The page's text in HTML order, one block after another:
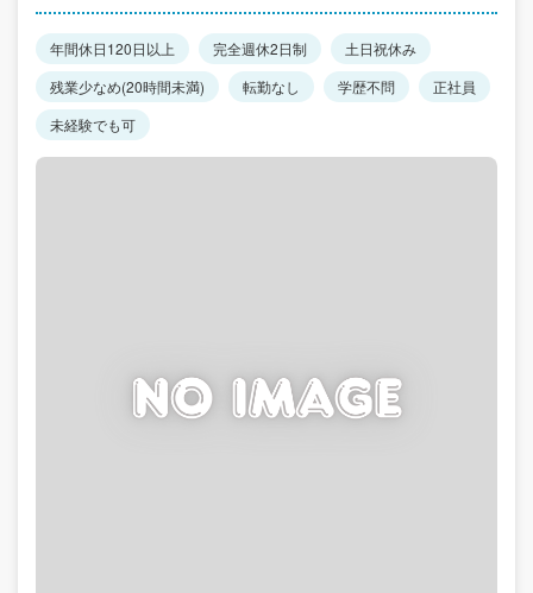
年間休日120日以上 完全週休2日制
土日祝休み
残業少なめ(20時間未満)
転勤なし 学歴不問
正社員
未経験でも可